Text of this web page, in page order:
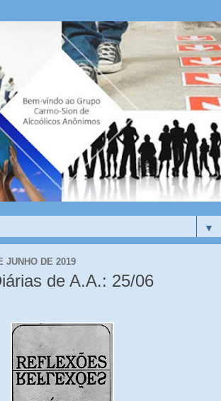
▼
JUNHO DE 2019
de A.A.: 25/06